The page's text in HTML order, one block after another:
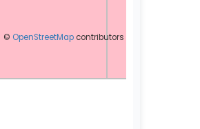
© OpenStreetMap contributors